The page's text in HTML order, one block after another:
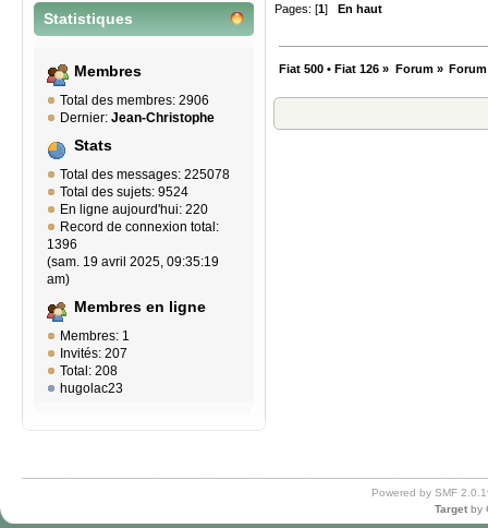
Statistiques
Membres
Total des membres: 2906
Dernier: Jean-Christophe
Stats
Total des messages: 225078
Total des sujets: 9524
En ligne aujourd'hui: 220
Record de connexion total:
1396
(sam. 19 avril 2025, 09:35:19
am)
Membres en ligne
Membres: 1
Invités: 207
Total: 208
hugolac23
Pages: [1]En haut
Fiat 500 • Fiat 126 » Forum»
Powered by SMF
Target by